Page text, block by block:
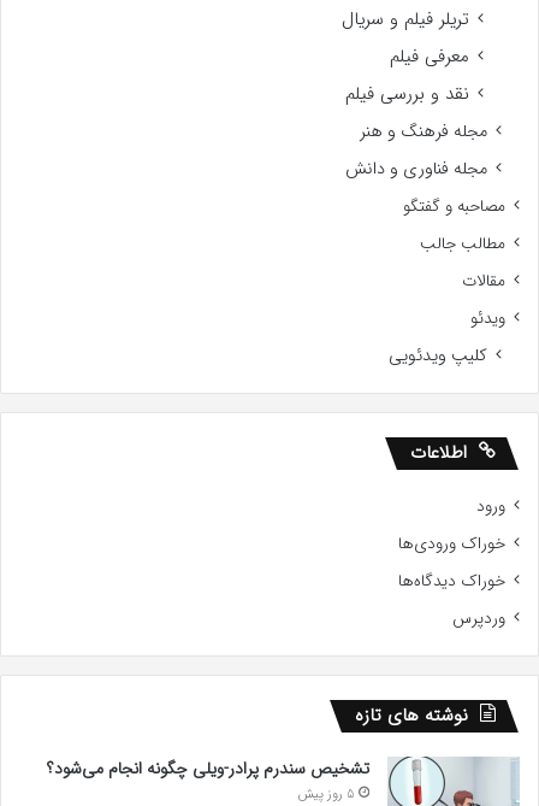
تریلر فیلم و سریال
معرفی فیلم
نقد و بررسی فیلم
مجله فرهنگ و هنر
مجله فناوری و دانش
مصاحبه و گفتگو
مطالب جالب
مقالات
ویدئو
کلیپ ویدئویی
اطلاعات
ورود
خوراک ورودی‌ها
خوراک دیدگاه‌ها
وردپرس
نوشته های تازه
تشخیص سندرم پرادر-ویلی چگونه انجام می‌شود؟
5 روز پیش